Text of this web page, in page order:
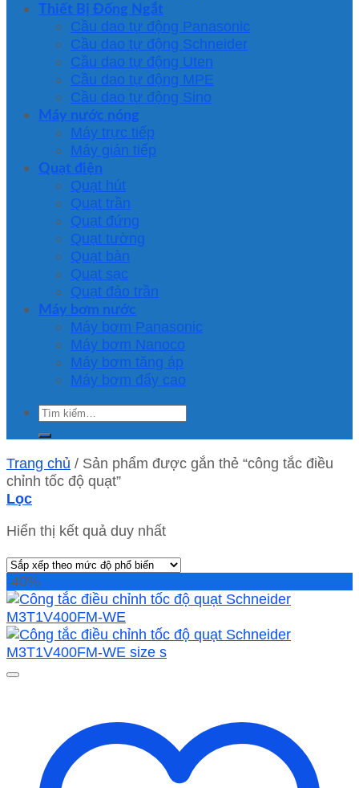
Thiết Bị Đống Ngắt
Cầu dao tự động Panasonic
Cầu dao tự động Schneider
Cầu dao tự động Uten
Cầu dao tự động MPE
Cầu dao tự động Sino
Máy nước nóng
Máy trực tiếp
Máy gián tiếp
Quạt điện
Quạt hút
Quạt trần
Quạt đứng
Quạt tường
Quạt bàn
Quạt sạc
Quạt đảo trần
Máy bơm nước
Máy bơm Panasonic
Máy bơm Nanoco
Máy bơm tăng áp
Máy bơm đẩy cao
Tìm
kiếm:
Trang chủ / Sản phẩm được gắn thẻ “công tắc điều
chỉnh tốc độ quạt”
Lọc
Hiển thị kết quả duy nhất
-40%